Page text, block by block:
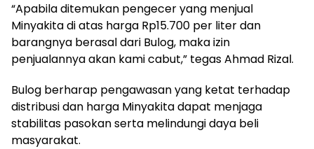
“Apabila ditemukan pengecer yang menjual
Minyakita di atas harga Rp15.700 per liter dan
barangnya berasal dari Bulog, maka izin
penjualannya akan kami cabut,” tegas Ahmad Rizal.
Bulog berharap pengawasan yang ketat terhadap
distribusi dan harga Minyakita dapat menjaga
stabilitas pasokan serta melindungi daya beli
masyarakat.